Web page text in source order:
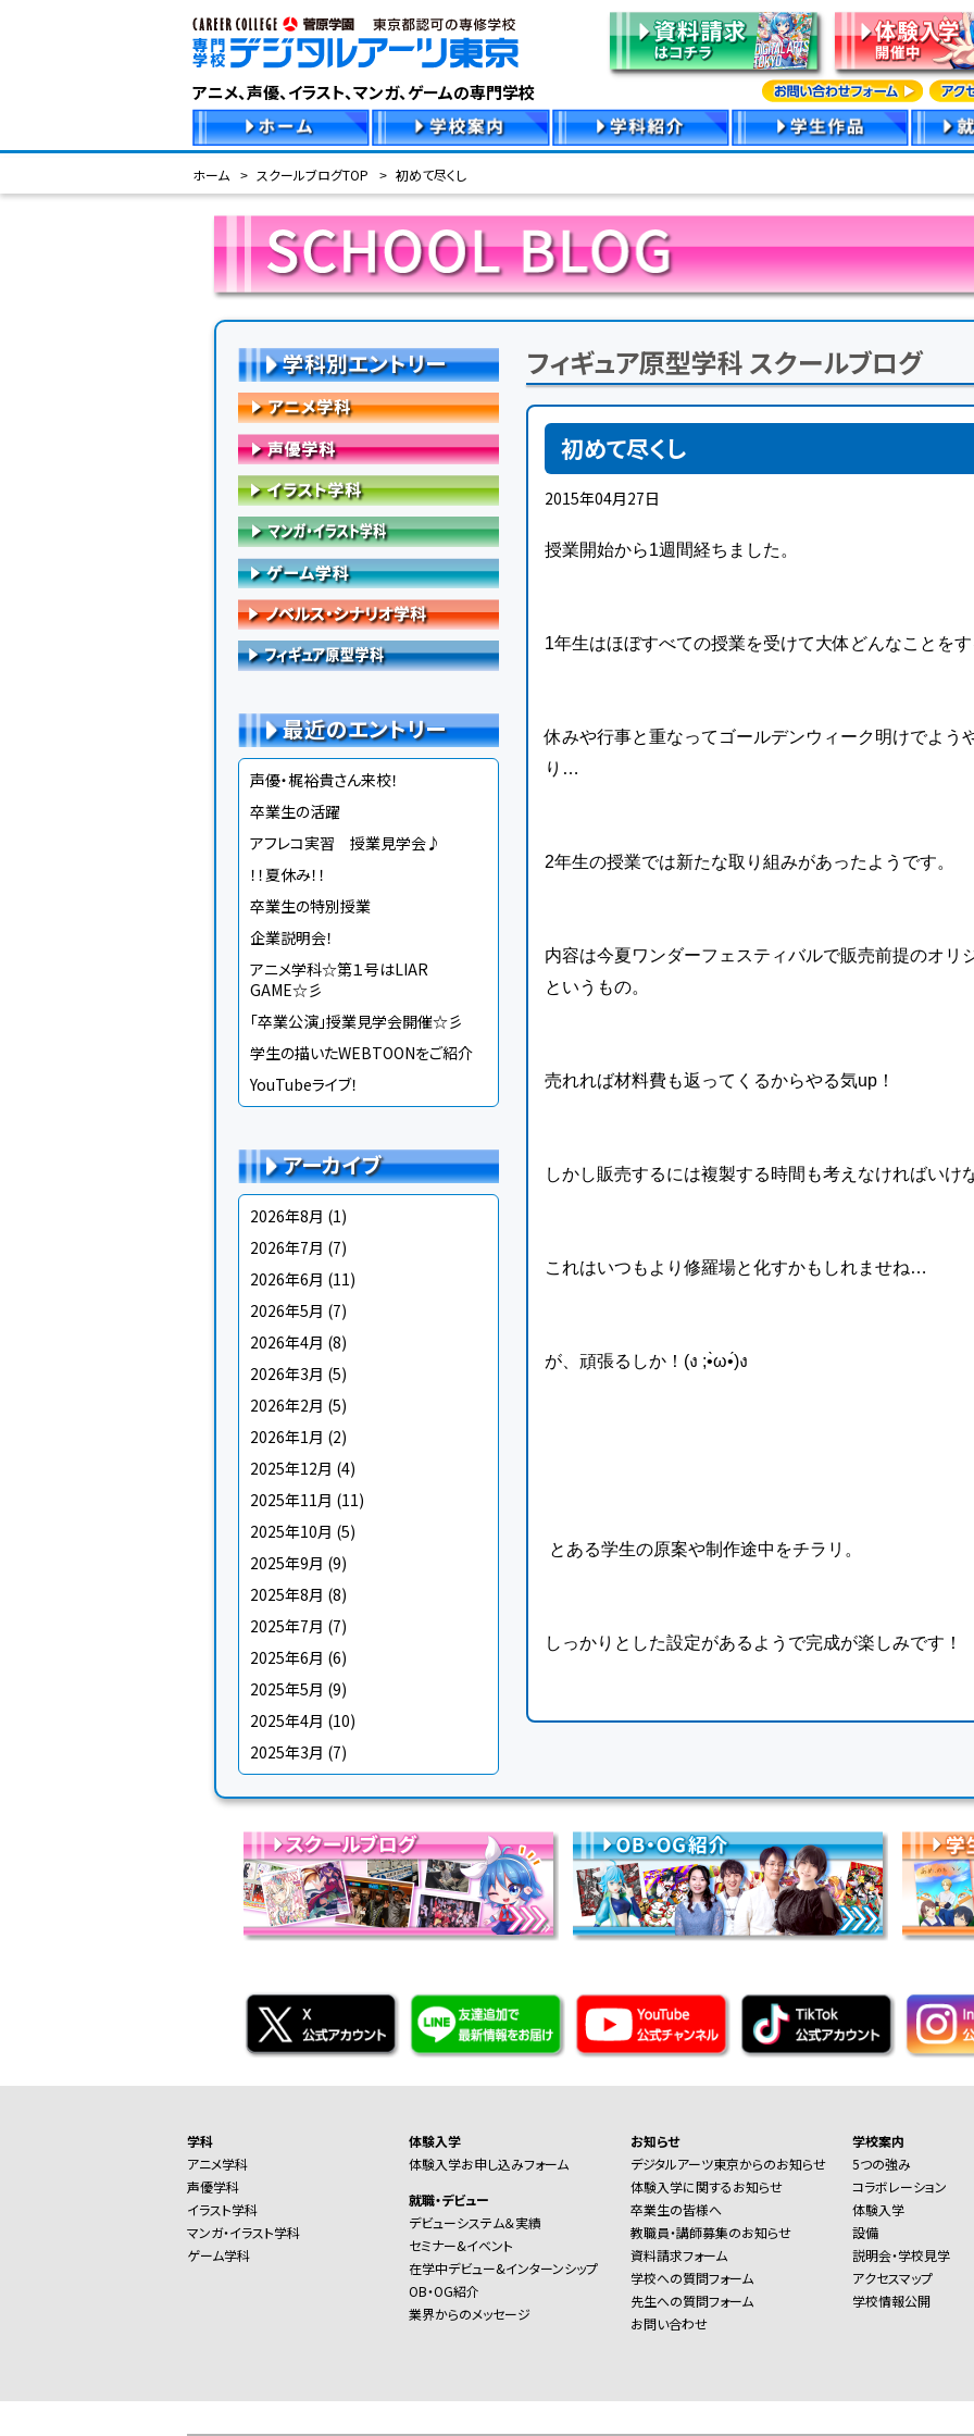
アニメ、声優、イラスト、マンガ、ゲームの専門学校
ホーム スクールブログTOP 初めて尽くし
学科別エントリー
最近のエントリー
声優・梶裕貴さん来校！
卒業生の活躍
アフレコ実習 授業見学会♪
！！夏休み！！
卒業生の特別授業
企業説明会！
アニメ学科☆第１号はLIAR
GAME☆彡
「卒業公演」授業見学会開催☆彡
学生の描いたWEBTOONをご紹介
YouTubeライブ！
アーカイブ
2026年8月 (1)
2026年7月 (7)
2026年6月 (11)
2026年5月 (7)
2026年4月 (8)
2026年3月 (5)
2026年2月 (5)
2026年1月 (2)
2025年12月 (4)
2025年11月 (11)
2025年10月 (5)
2025年9月 (9)
2025年8月 (8)
2025年7月 (7)
2025年6月 (6)
2025年5月 (9)
2025年4月 (10)
2025年3月 (7)
フィギュア原型学科 スクールブログ
初めて尽くし
2015年04月27日
授業開始から1週間経ちました。
1年生はほぼすべての授業を受けて大体どんなことを
休みや行事と重なってゴールデンウィーク明けでよう
り…
2年生の授業では新たな取り組みがあったようです。
内容は今夏ワンダーフェスティバルで販売前提のオリ
というもの。
売れれば材料費も返ってくるからやる気up！
しかし販売するには複製する時間も考えなければいけ
これはいつもより修羅場と化すかもしれませね…
が、頑張るしか！(ง ;•̀ω•́)ง
とある学生の原案や制作途中をチラリ。
しっかりとした設定があるようで完成が楽しみです！
学科
アニメ学科
声優学科
イラスト学科
マンガ・イラスト学科
ゲーム学科
体験入学
体験入学お申し込みフォーム
就職・デビュー
デビューシステム＆実績
セミナー&イベント
在学中デビュー&インターンシップ
OB・OG紹介
業界からのメッセージ
お知らせ
デジタルアーツ東京からのお知らせ
体験入学に関するお知らせ
卒業生の皆様へ
教職員・講師募集のお知らせ
資料請求フォーム
学校への質問フォーム
先生への質問フォーム
お問い合わせ
学校案内
5つの強み
コラボレーション
体験入学
設備
説明会・学校見学
アクセスマップ
学校情報公開